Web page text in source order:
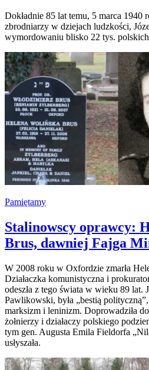
Dokładnie 85 lat temu, 5 marca 1940
zbrodniarzy w dziejach ludzkości,
wymordowaniu blisko 22 tys.
Pamiętamy
Stalinowscy oprawcy:
Brus, dawniej Fajga
W 2008 roku w Oxfordzie zmarła
Działaczka komunistyczna i
odeszła z tego świata w wieku 89 lat.
Pawlikowski, była „bestią
marksizm i leninizm. Doprowadziła
żołnierzy i działaczy polskiego
tym gen. Augusta Emila Fieldorfa
usłyszała.